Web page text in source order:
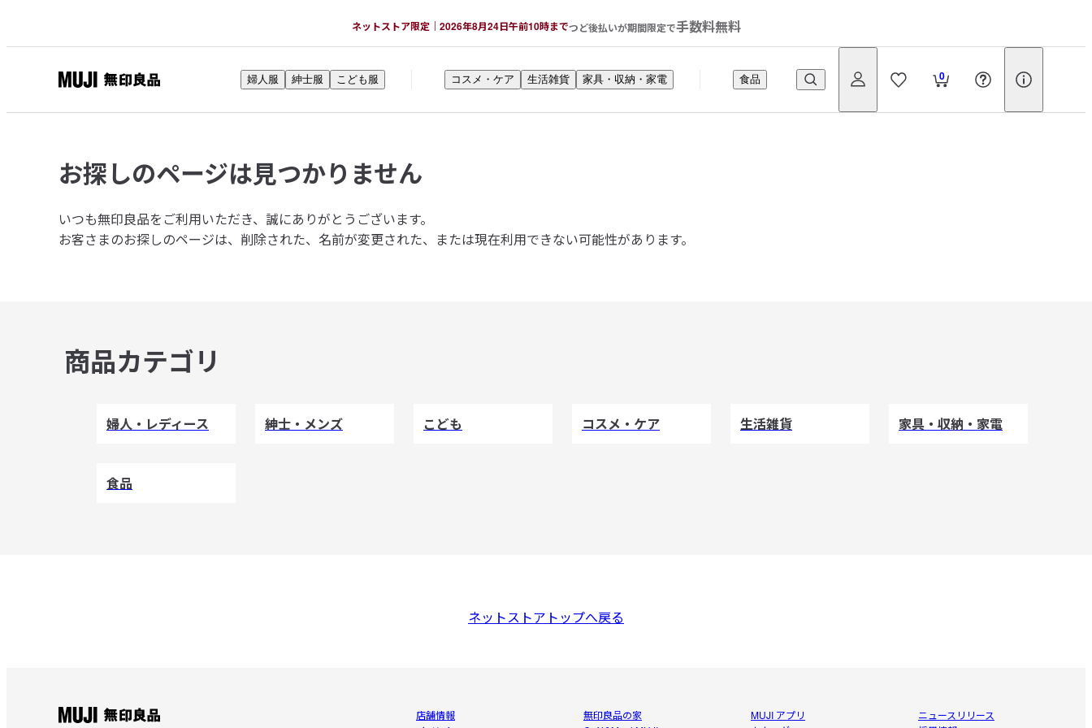
ネットストア限定｜2026年8月24日午前10時までつど後払いが期間限定で手数料無料
印
品
ネ
ト
ス
0
婦人服 紳士服 こども服 コスメ・ケア 生活雑貨 家具・収納・家電 食品
お探しのページは見つかりません
いつも無印良品をご利用いただき、誠にありがとうございます。
お客さまのお探しのページは、削除された、名前が変更された、または現在利用できない可能性があります。
商品カテゴリ
婦人・レディース 紳士・メンズ こども コスメ・ケア 生活雑貨 家具・収納・家電
食品
ネットストアトップへ戻る
店舗情報
無印良品の家
MUJI アプリ
ニュースリリース